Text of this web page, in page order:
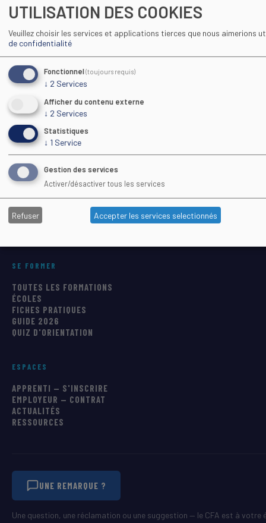
Maison Régionale des Sports
1039 rue Georges Méliès CS 37093
04 67 61 72 28
cfa@cfa-sport.com
www.cfa-sport.com
LE CFA
PRÉSENTATION
LABELS QUALITÉ
VIE DU CFA
CONTACTS
SE FORMER
TOUTES LES FORMATIONS
ÉCOLES
FICHES PRATIQUES
GUIDE 2026
QUIZ D'ORIENTATION
ESPACES
APPRENTI — S'INSCRIRE
EMPLOYEUR — CONTRAT
ACTUALITÉS
RESSOURCES
UNE REMARQUE ?
Une question, une réclamation ou une suggestion — le CFA est à votre
UTILISATION DES COOKIES
Veuillez choisir les services et applications tierces que nous aimerions
de confidentialité
Fonctionnel(toujours requis)
↓ 2 Services
Afficher du contenu externe
↓ 2 Services
Statistiques
↓ 1 Service
Gestion des services
Activer/désactiver tous les services
Refuser Accepter les services selectionnés